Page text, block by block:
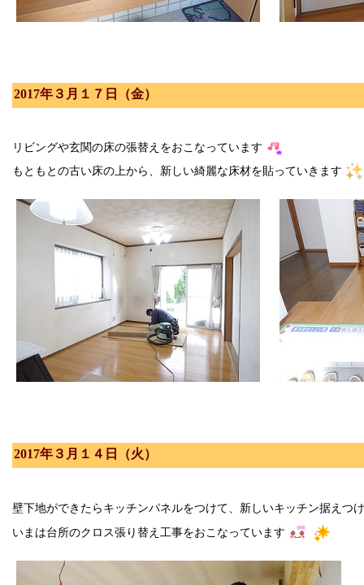
2017年３月１７日（金）
リビングや玄関の床の張替えをおこなっています
もともとの古い床の上から、新しい綺麗な床材を貼っていきます
2017年３月１４日（火）
壁下地ができたらキッチンパネルをつけて、新しいキッチン据えつ
いまは台所のクロス張り替え工事をおこなっています